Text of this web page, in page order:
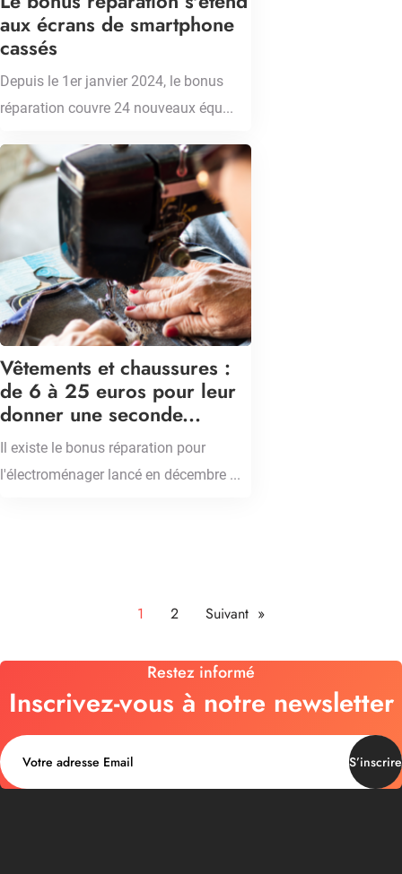
aux écrans de smartphone
cassés
Depuis le 1er janvier 2024, le bonus
réparation couvre 24 nouveaux équ...
Vêtements et chaussures :
de 6 à 25 euros pour leur
donner une seconde...
Il existe le bonus réparation pour
l'électroménager lancé en décembre ...
1 2 Suivant »
Restez informé
Inscrivez-vous à notre newsletter
S’inscrire